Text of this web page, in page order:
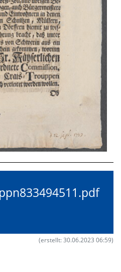
(erstellt: 30.06.2023 06:59)